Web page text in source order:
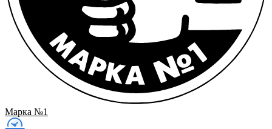
Марка №1